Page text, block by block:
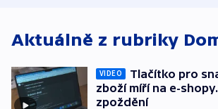
Aktuálně z rubriky
VIDEO
Tlačítko pro
zboží míří na e-
zpoždění